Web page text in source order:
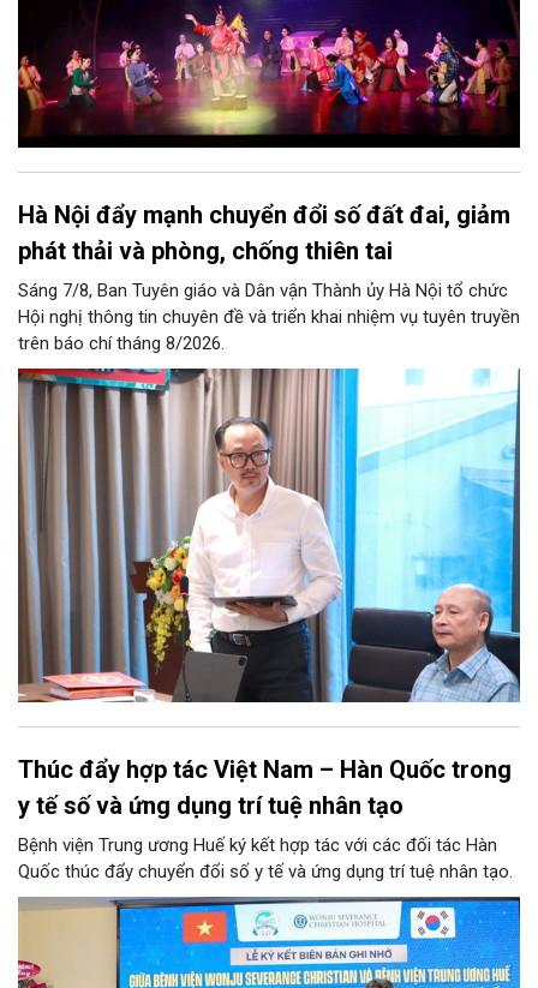
Hà Nội đẩy mạnh chuyển đổi số đất đai, giảm
phát thải và phòng, chống thiên tai
Sáng 7/8, Ban Tuyên giáo và Dân vận Thành ủy Hà Nội tổ chức
Hội nghị thông tin chuyên đề và triển khai nhiệm vụ tuyên truyền
trên báo chí tháng 8/2026.
Thúc đẩy hợp tác Việt Nam – Hàn Quốc trong
y tế số và ứng dụng trí tuệ nhân tạo
Bệnh viện Trung ương Huế ký kết hợp tác với các đối tác Hàn
Quốc thúc đẩy chuyển đổi số y tế và ứng dụng trí tuệ nhân tạo.